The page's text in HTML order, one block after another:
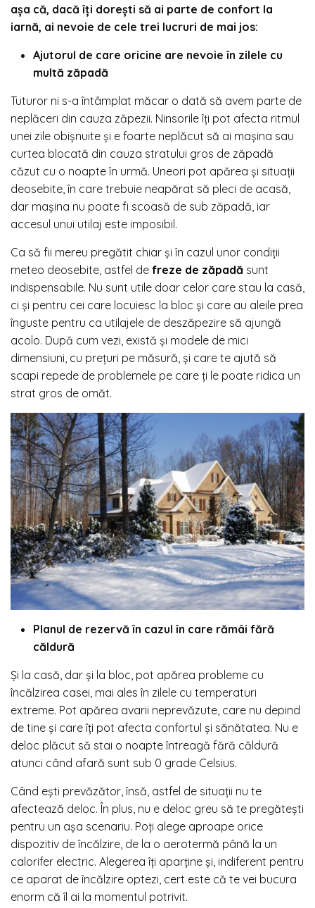
așa că, dacă îți dorești să ai parte de confort la
iarnă, ai nevoie de cele trei lucruri de mai jos:
Ajutorul de care oricine are nevoie în zilele cu
multă zăpadă
Tuturor ni s-a întâmplat măcar o dată să avem parte de
neplăceri din cauza zăpezii. Ninsorile îți pot afecta ritmul
unei zile obișnuite și e foarte neplăcut să ai mașina sau
curtea blocată din cauza stratului gros de zăpadă
căzut cu o noapte în urmă. Uneori pot apărea și situații
deosebite, în care trebuie neapărat să pleci de acasă,
dar mașina nu poate fi scoasă de sub zăpadă, iar
accesul unui utilaj este imposibil.
Ca să fii mereu pregătit chiar și în cazul unor condiții
meteo deosebite, astfel de freze de zăpadă sunt
indispensabile. Nu sunt utile doar celor care stau la casă,
ci și pentru cei care locuiesc la bloc și care au aleile prea
înguste pentru ca utilajele de deszăpezire să ajungă
acolo. După cum vezi, există și modele de mici
dimensiuni, cu prețuri pe măsură, și care te ajută să
scapi repede de problemele pe care ți le poate ridica un
strat gros de omăt.
Planul de rezervă în cazul în care rămâi fără
căldură
Și la casă, dar și la bloc, pot apărea probleme cu
încălzirea casei, mai ales în zilele cu temperaturi
extreme. Pot apărea avarii neprevăzute, care nu depind
de tine și care îți pot afecta confortul și sănătatea. Nu e
deloc plăcut să stai o noapte întreagă fără căldură
atunci când afară sunt sub 0 grade Celsius.
Când ești prevăzător, însă, astfel de situații nu te
afectează deloc. În plus, nu e deloc greu să te pregătești
pentru un așa scenariu. Poți alege aproape orice
dispozitiv de încălzire, de la o aerotermă până la un
calorifer electric. Alegerea îți aparține și, indiferent pentru
ce aparat de încălzire optezi, cert este că te vei bucura
enorm că îl ai la momentul potrivit.